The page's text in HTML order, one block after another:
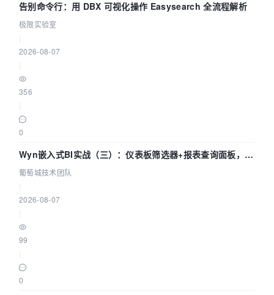
告别命令行：用 DBX 可视化操作 Easysearch 全流程解析
极限实验室
2026-08-07
356
0
Wyn嵌入式BI实战（三）：仪表板筛选器+报表查询面板，参
数联动全闭环
葡萄城技术团队
2026-08-07
99
0